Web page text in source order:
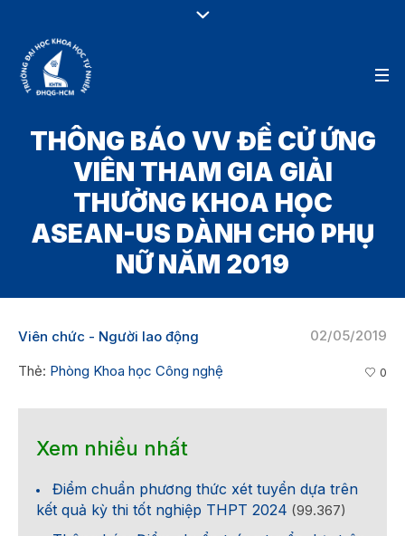
THÔNG BÁO VV ĐỀ CỬ ỨNG
VIÊN THAM GIA GIẢI
THƯỞNG KHOA HỌC
ASEAN-US DÀNH CHO PHỤ
NỮ NĂM 2019
02/05/2019
Viên chức - Người lao động
Thẻ: Phòng Khoa học Công nghệ 0
Xem nhiều nhất
Điểm chuẩn phương thức xét tuyển dựa trên
kết quả kỳ thi tốt nghiệp THPT 2024 (99.367)